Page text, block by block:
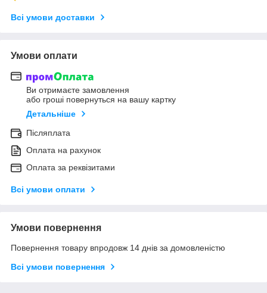
Всі умови доставки
Умови оплати
Ви отримаєте замовлення
або гроші повернуться на вашу картку
Детальніше
Післяплата
Оплата на рахунок
Оплата за реквізитами
Всі умови оплати
Умови повернення
Повернення товару впродовж 14 днів за домовленістю
Всі умови повернення